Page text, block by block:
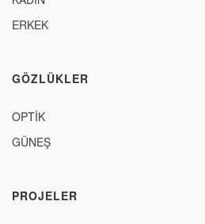
ERKEK
GÖZLÜKLER
OPTİK
GÜNEŞ
PROJELER